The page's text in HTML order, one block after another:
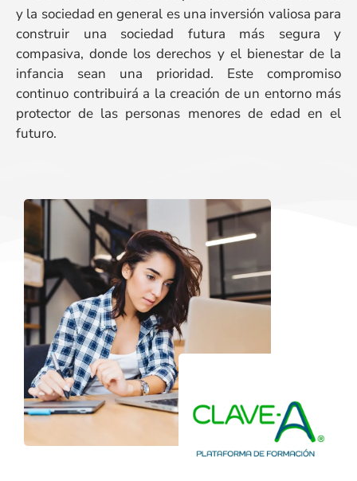
y la sociedad en general es una inversión valiosa para
construir una sociedad futura más segura y
compasiva, donde los derechos y el bienestar de la
infancia sean una prioridad. Este compromiso
continuo contribuirá a la creación de un entorno más
protector de las personas menores de edad en el
futuro.